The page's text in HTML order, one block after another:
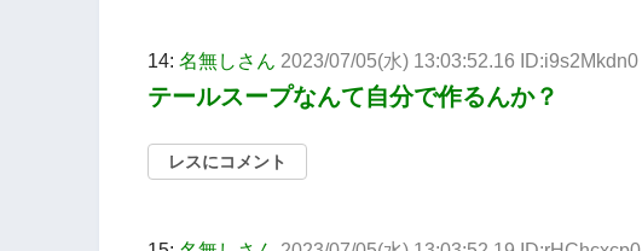
14: 名無しさん 2023/07/05(水) 13:03:52.16 ID:i9s2Mkdn0
テールスープなんて自分で作るんか？
レスにコメント